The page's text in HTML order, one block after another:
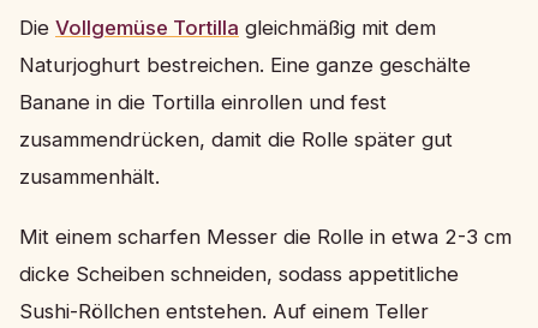
Die Vollgemüse Tortilla gleichmäßig mit dem
Naturjoghurt bestreichen. Eine ganze geschälte
Banane in die Tortilla einrollen und fest
zusammendrücken, damit die Rolle später gut
zusammenhält.
Mit einem scharfen Messer die Rolle in etwa 2-3 cm
dicke Scheiben schneiden, sodass appetitliche
Sushi-Röllchen entstehen. Auf einem Teller